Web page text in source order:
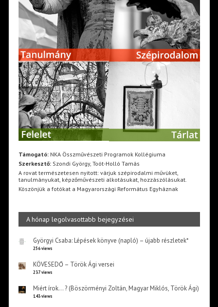
Támogató:NKA Összművészeti Programok Kollégiuma
Szerkesztő:Szondi György, Toót-Holló Tamás
A rovat természetesen nyitott: várjuk szépirodalmi művüket,
tanulmányukat, képzőművészeti alkotásukat, hozzászólásukat.
Köszönjük a fotókat a Magyarországi Református Egyháznak
A hónap legolvasottabb bejegyzései
Györgyi Csaba: Lépések könyve (napló) – újabb részletek*
256 views
KÖVESEDŐ – Török Ági versei
237 views
Miért írok… ? (Böszörményi Zoltán, Magyar Miklós, Török Ági)
143 views